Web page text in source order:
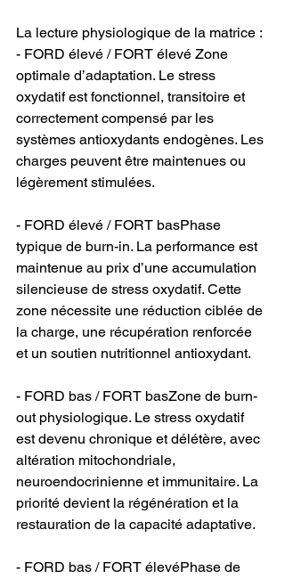
La lecture physiologique de la matrice :
- FORD élevé / FORT élevé Zone
optimale d’adaptation. Le stress
oxydatif est fonctionnel, transitoire et
correctement compensé par les
systèmes antioxydants endogènes. Les
charges peuvent être maintenues ou
légèrement stimulées.
- FORD élevé / FORT basPhase
typique de burn-in. La performance est
maintenue au prix d’une accumulation
silencieuse de stress oxydatif. Cette
zone nécessite une réduction ciblée de
la charge, une récupération renforcée
et un soutien nutritionnel antioxydant.
- FORD bas / FORT basZone de burn-
out physiologique. Le stress oxydatif
est devenu chronique et délétère, avec
altération mitochondriale,
neuroendocrinienne et immunitaire. La
priorité devient la régénération et la
restauration de la capacité adaptative.
- FORD bas / FORT élevéPhase de